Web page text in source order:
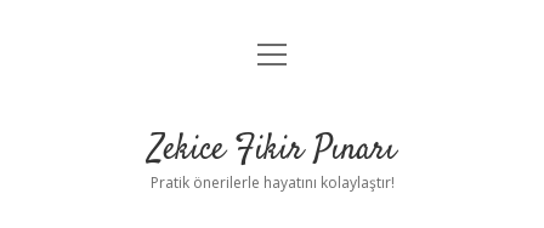
Anasayfa
Yasal Uyarı
menüyü
Zekice Fikir Pınarı
Pratik önerilerle hayatını kolaylaştır!